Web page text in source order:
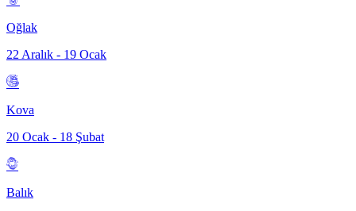
Oğlak
22 Aralık - 19 Ocak
Kova
20 Ocak - 18 Şubat
Balık